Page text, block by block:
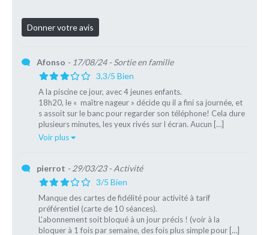
Afonso - 17/08/24- Sortie en famille
3,3/5 Bien
A la piscine ce jour, avec 4 jeunes enfants.
18h20, le « maître nageur » décide qu il a fini sa journée, et
s assoit sur le banc pour regarder son téléphone! Cela dure
plusieurs minutes, les yeux rivés sur l écran. Aucun […]
Voir plus
pierrot - 29/03/23- Activité
3/5 Bien
Manque des cartes de fidélité pour activité à tarif
préférentiel (carte de 10 séances).
L'abonnement soit bloqué à un jour précis ! (voir à la
bloquer à 1 fois par semaine, des fois plus simple pour […]